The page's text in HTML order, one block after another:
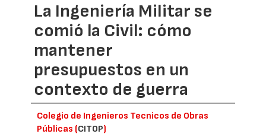
La Ingeniería Militar se
comió la Civil: cómo
mantener
presupuestos en un
contexto de guerra
Colegio de Ingenieros Tecnicos de Obras
Públicas (CITOP)